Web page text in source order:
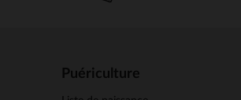
Puériculture